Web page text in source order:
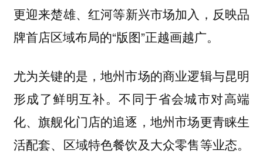
更迎来楚雄、红河等新兴市场加入 ，反映品
牌首店区域布局的“版图”正越画越广。
尤为关键的是，地州市场的商业逻辑与昆明
形成了鲜明互补。不同于省会城市对高端
化、旗舰化门店的追逐，地州市场更青睐生
活配套、区域特色餐饮及大众零售等业态。